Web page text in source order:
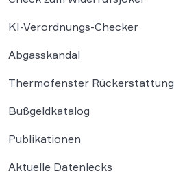
KI-Verordnungs-Checker
Abgasskandal
Thermofenster Rückerstattung
Bußgeldkatalog
Publikationen
Aktuelle Datenlecks